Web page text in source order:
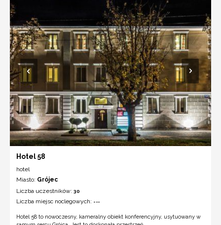
Hotel 58
hotel
Miasto: Grójec
Liczba uczestników: 30
Liczba miejsc noclegowych: ---
Hotel 58 to nowoczesny, kameralny obiekt konferencyjny, usytuowany w